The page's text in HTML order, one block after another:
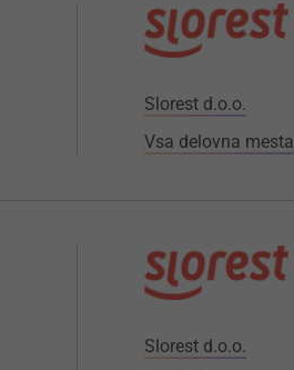
Slorest d.o.o.
Vsa delovna mesta
Slorest d.o.o.